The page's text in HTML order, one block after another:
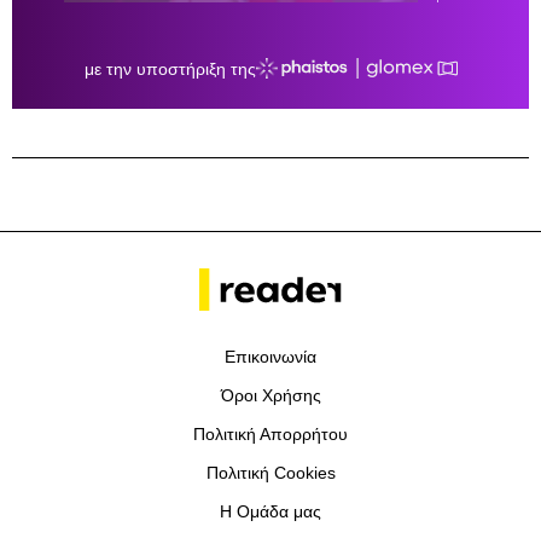
Επικοινωνία
Όροι Χρήσης
Πολιτική Απορρήτου
Πολιτική Cookies
Η Ομάδα μας